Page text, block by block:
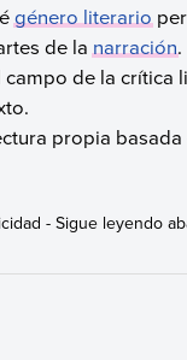
género literario
de lanarración.
campo de la crítica
propia